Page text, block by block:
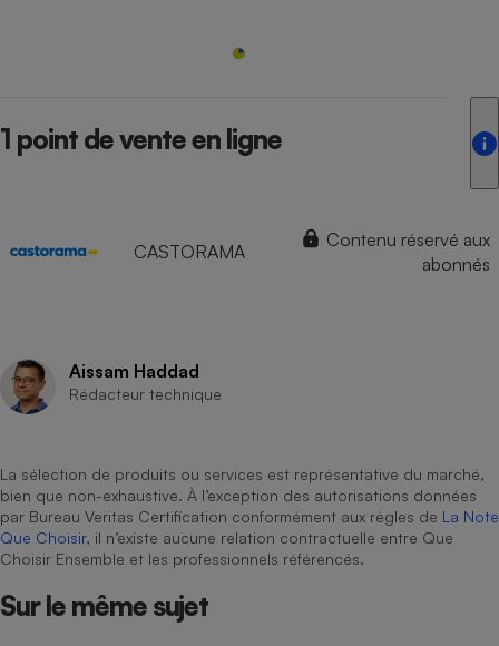
1 point de vente en ligne
CASTORAMA
Contenu réservé aux
abonnés
Aissam Haddad
Rédacteur technique
La sélection de produits ou services est représentative du marché,
bien que non-exhaustive. À l’exception des autorisations données
par Bureau Veritas Certification conformément aux règles de La Note
Que Choisir, il n’existe aucune relation contractuelle entre Que
Choisir Ensemble et les professionnels référencés.
Sur le même sujet